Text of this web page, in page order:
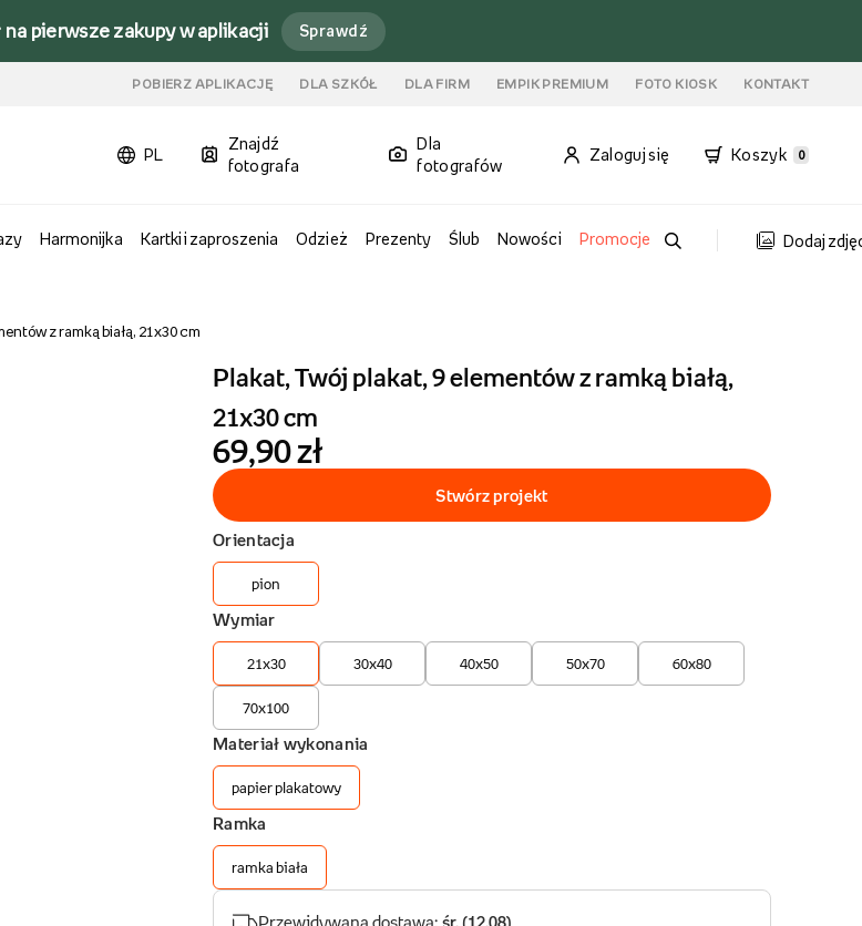
na pierwsze zakupy w aplikacji Sprawdź
POBIERZ APLIKACJĘ DLA SZKÓŁ DLA FIRM EMPIK PREMIUM FOTO KIOSK KONTAKT
PL
Znajdź
fotografa
Dla
fotografów
Zaloguj się Koszyk 0
Harmonijka Kartki i zaproszenia Odzież Prezenty Ślub Nowości Promocje Dodaj
z ramką białą, 21x30 cm